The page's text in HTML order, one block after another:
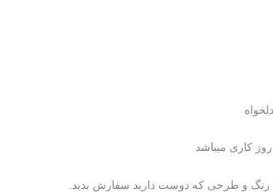
کاری میباشد
رنگ و طرحی که دوست دارید سفارش بدید.